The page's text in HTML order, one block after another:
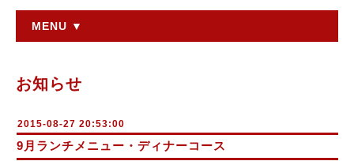
MENU ▼
お知らせ
2015-08-27 20:53:00
9月ランチメニュー・ディナーコース